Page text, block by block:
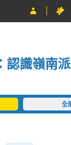
識嶺南派
全